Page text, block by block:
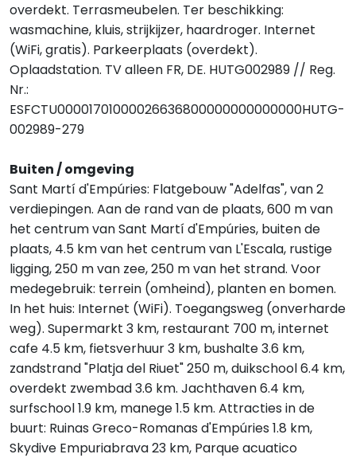
overdekt. Terrasmeubelen. Ter beschikking:
wasmachine, kluis, strijkijzer, haardroger. Internet
(WiFi, gratis). Parkeerplaats (overdekt).
Oplaadstation. TV alleen FR, DE. HUTG002989 // Reg.
Nr.:
ESFCTU00001701000026636800000000000000HUTG-
002989-279
Buiten / omgeving
Sant Martí d'Empúries: Flatgebouw "Adelfas", van 2
verdiepingen. Aan de rand van de plaats, 600 m van
het centrum van Sant Martí d'Empúries, buiten de
plaats, 4.5 km van het centrum van L'Escala, rustige
ligging, 250 m van zee, 250 m van het strand. Voor
medegebruik: terrein (omheind), planten en bomen.
In het huis: Internet (WiFi). Toegangsweg (onverharde
weg). Supermarkt 3 km, restaurant 700 m, internet
cafe 4.5 km, fietsverhuur 3 km, bushalte 3.6 km,
zandstrand "Platja del Riuet" 250 m, duikschool 6.4 km,
overdekt zwembad 3.6 km. Jachthaven 6.4 km,
surfschool 1.9 km, manege 1.5 km. Attracties in de
buurt: Ruinas Greco-Romanas d'Empúries 1.8 km,
Skydive Empuriabrava 23 km, Parque acuatico